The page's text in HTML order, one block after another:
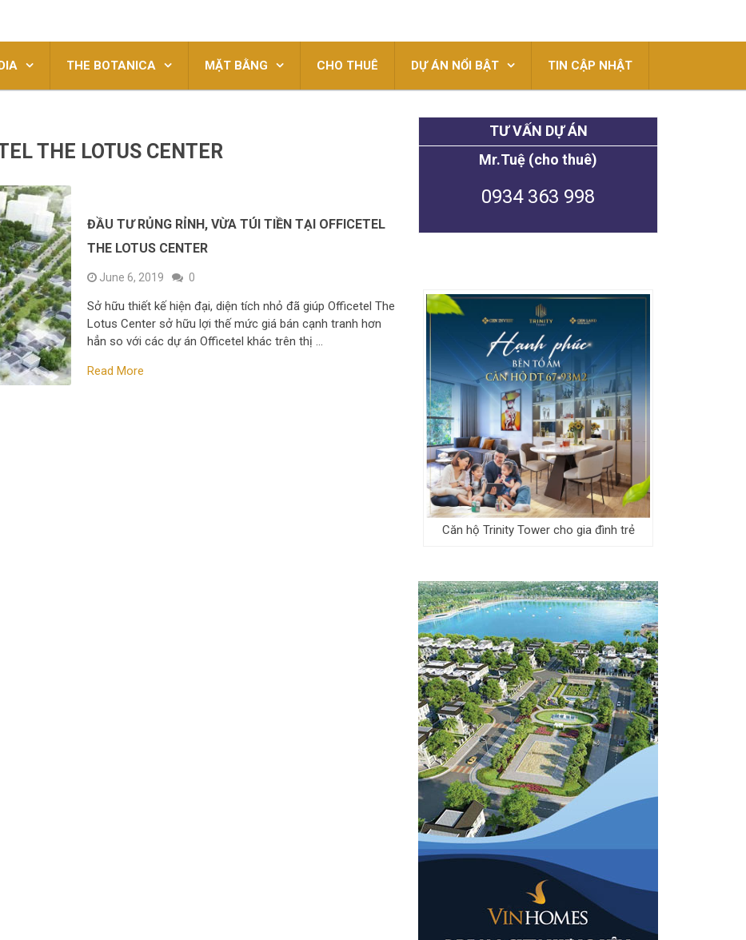
THE BOTANICA MẶT BẰNG CHO THUÊ DỰ ÁN NỔI BẬT TIN CẬP NHẬT
THE LOTUS CENTER
ĐẦU TƯ RỦNG RỈNH, VỪA TÚI TIỀN TẠI OFFICETEL
THE LOTUS CENTER
June 6, 2019 0
Sở hữu thiết kế hiện đại, diện tích nhỏ đã giúp Officetel The
Lotus Center sở hữu lợi thế mức giá bán cạnh tranh hơn
hẳn so với các dự án Officetel khác trên thị …
Read More
TƯ VẤN DỰ ÁN
Mr.Tuệ (cho thuê)
0934 363 998
Căn hộ Trinity Tower cho gia đình trẻ